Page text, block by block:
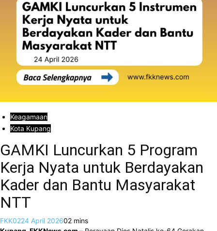
Keagamaan
Kota Kupang
GAMKI Luncurkan 5 Program
Kerja Nyata untuk Berdayakan
Kader dan Bantu Masyarakat
NTT
FKK0224 April 202602 mins